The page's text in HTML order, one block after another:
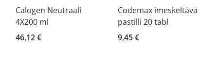
Calogen Neutraali
4X200 ml
46,12 €
Codemax imeskeltävä
pastilli 20 tabl
9,45 €